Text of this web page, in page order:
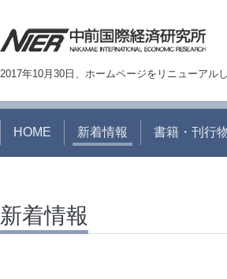
2017年10月30日、ホームページをリニューアル
HOME 新着情報 書籍・刊行
新着情報